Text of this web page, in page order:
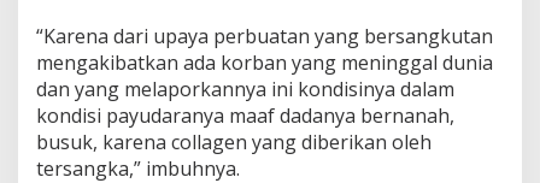
“Karena dari upaya perbuatan yang bersangkutan
mengakibatkan ada korban yang meninggal dunia
dan yang melaporkannya ini kondisinya dalam
kondisi payudaranya maaf dadanya bernanah,
busuk, karena collagen yang diberikan oleh
tersangka,” imbuhnya.